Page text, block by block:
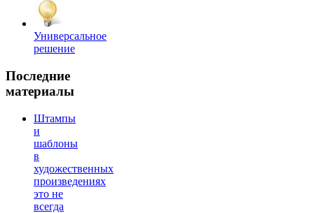
Универсальное
решение
Последние
материалы
Штампы
и
шаблоны
в
художественных
произведениях
это не
всегда